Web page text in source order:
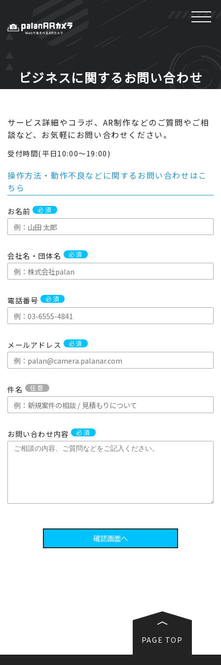
ビジネスに関するお問い合わせ
サービス詳細やコラボ、AR制作などのご質問やご相
談など、お気軽にお問い合わせください。
受付時間(平日10:00〜19:00)
操作方法・動作不良などに関するお問い合わせはこ
ちら
お名前 必須
会社名・団体名 必須
電話番号 必須
メールアドレス 必須
件名 任意
お問い合わせ内容 必須
PAGE TOP